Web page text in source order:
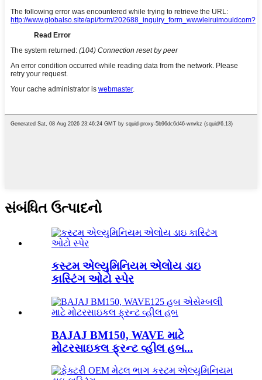
સંબંધિત ઉત્પાદનો
કસ્ટમ એલ્યુમિનિયમ એલોય ડાઇ
કાસ્ટિંગ ઓટો સ્પેર
BAJAJ BM150, WAVE માટે
મોટરસાઇકલ ફ્રન્ટ વ્હીલ હબ...